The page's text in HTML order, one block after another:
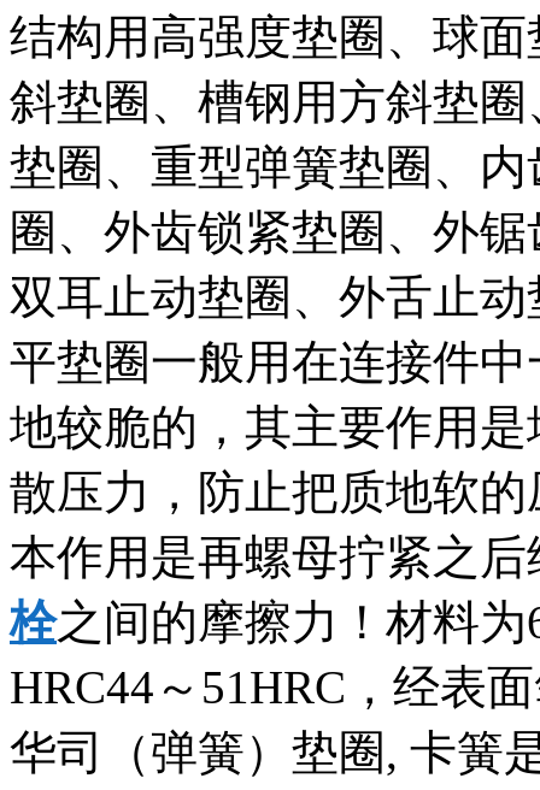
结构用高强度垫圈、球
斜垫圈、槽钢用方斜垫
垫圈、重型弹簧垫圈、
圈、外齿锁紧垫圈、外
双耳止动垫圈、外舌止
平垫圈一般用在连接件
地较脆的，其主要作用
散压力，防止把质地软
本作用是再螺母拧紧之
栓之间的摩擦力！材料
HRC44～51HRC，经表
华司（弹簧）垫圈, 卡簧